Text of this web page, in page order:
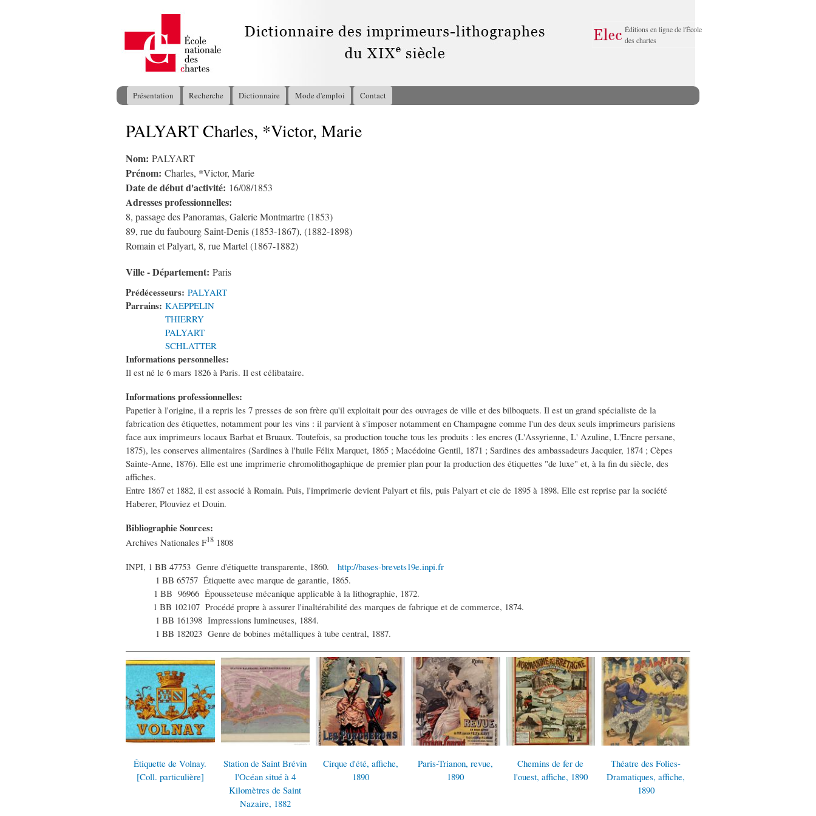
principal
Éditions en ligne de l'École
des chartes
Menu principal
Présentation Recherche Dictionnaire Mode d'emploi Contact
Vous êtes ici
PALYART Charles, *Victor, Marie
Nom: PALYART
Prénom: Charles, *Victor, Marie
Date de début d'activité: 16/08/1853
Adresses professionnelles:
8, passage des Panoramas, Galerie Montmartre (1853)
89, rue du faubourg Saint-Denis (1853-1867), (1882-1898)
Romain et Palyart, 8, rue Martel (1867-1882)
Ville - Département: Paris
Prédécesseurs: PALYART
Parrains: KAEPPELIN
THIERRY
PALYART
SCHLATTER
Informations personnelles:
Il est né le 6 mars 1826 à Paris. Il est célibataire.
Informations professionnelles:
Papetier à l'origine, il a repris les 7 presses de son frère qu'il exploitait pour des ouvrages de ville et des bilboquets. Il est un grand spécialiste de la
fabrication des étiquettes, notamment pour les vins : il parvient à s'imposer notamment en Champagne comme l'un des deux seuls imprimeurs parisiens
face aux imprimeurs locaux Barbat et Bruaux. Toutefois, sa production touche tous les produits : les encres (L'Assyrienne, L' Azuline, L'Encre persane,
1875), les conserves alimentaires (Sardines à l'huile Félix Marquet, 1865 ; Macédoine Gentil, 1871 ; Sardines des ambassadeurs Jacquier, 1874 ; Cèpes
Sainte-Anne, 1876). Elle est une imprimerie chromolithogaphique de premier plan pour la production des étiquettes "de luxe" et, à la fin du siècle, des
affiches.
Entre 1867 et 1882, il est associé à Romain. Puis, l'imprimerie devient Palyart et fils, puis Palyart et cie de 1895 à 1898. Elle est reprise par la société
Haberer, Plouviez et Douin.
Bibliographie Sources:
Archives Nationales F18 1808
INPI, 1 BB 47753 Genre d'étiquette transparente, 1860. http://bases-brevets19e.inpi.fr
1 BB 65757 Étiquette avec marque de garantie, 1865.
1 BB 96966 Épousseteuse mécanique applicable à la lithographie, 1872.
1 BB 102107 Procédé propre à assurer l'inaltérabilité des marques de fabrique et de commerce, 1874.
1 BB 161398 Impressions lumineuses, 1884.
1 BB 182023 Genre de bobines métalliques à tube central, 1887.
Station de Saint Brévin
l'Océan situé à 4
Cirque d'été, affiche,
1890
Paris-Trianon, revue,
1890
Chemins de fer de
l'ouest, affiche, 1890
Théatre des Folies-
Dramatiques, affiche,
Lessive de la Comète,
affiche, 1890